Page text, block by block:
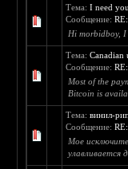
Тема:I need
Сообщение:
Hi morbidboy, I
Тема:Canadian
Сообщение:
Most of the
Bitcoin is
Тема:винил-
Сообщение:
Мое
улавливается